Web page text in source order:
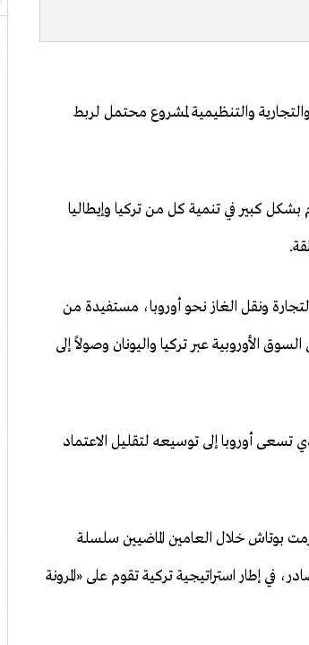
⁠والتنظيمية لمشروع محتمل لربط
كبير في ​تنمية ⁠كل من تركيا وإيطاليا
ونقل الغاز نحو أوروبا، مستفيدة من
الأوروبية عبر تركيا واليونان وصولاً إلى
تسعى أوروبا إلى توسيعه لتقليل الاعتماد
بوتاش خلال العامين الماضيين سلسلة
في إطار استراتيجية تركية تقوم على «المرونة